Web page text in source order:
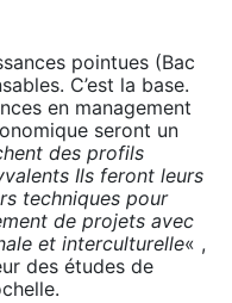
pointues (Bac
C’est la base.
en management
seront un
des profils
Ils feront leurs
techniques pour
de projets avec
et interculturelle« ,
des études de